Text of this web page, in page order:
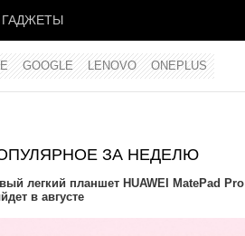
ГАДЖЕТЫ
GOOGLE LENOVO ONEPLUS
ЗА НЕДЕЛЮ
легкий планшет HUAWEI MatePad Pro
в августе